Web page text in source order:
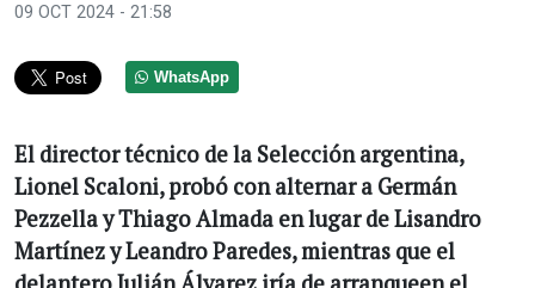
09 OCT 2024 - 21:58
WhatsApp
El director técnico de la Selección argentina,
Lionel Scaloni, probó con alternar a Germán
Pezzella y Thiago Almada en lugar de Lisandro
Martínez y Leandro Paredes, mientras que el